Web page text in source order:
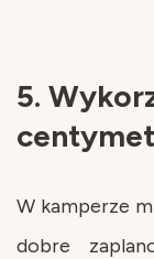
5.
W kamperze
dobre